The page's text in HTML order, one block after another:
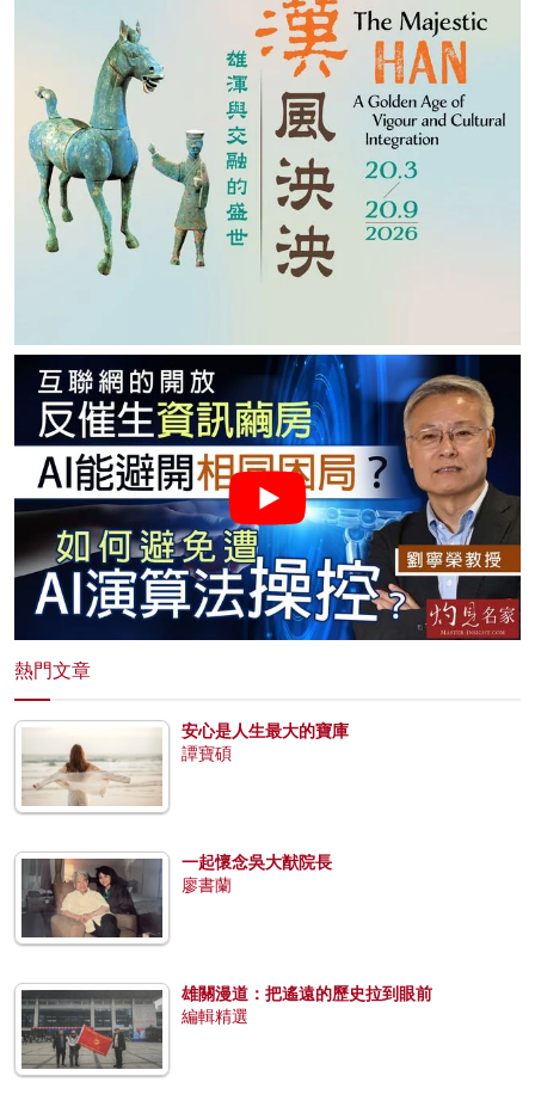
熱門文章
安心是人生最大的寶庫
譚寶碩
一起懷念吳大猷院長
廖書蘭
雄關漫道：把遙遠的歷史拉到眼前
編輯精選